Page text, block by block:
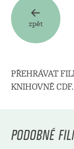
zpět
PŘEHRÁVAT
KNIHOVNĚ CDF.
PODOBNÉ